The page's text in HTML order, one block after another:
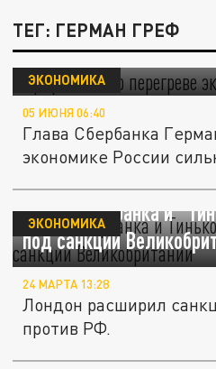
ТЕГ: ГЕРМАН ГРЕФ
Греф заявил о
России
ЭКОНОМИКА
05 ИЮНЯ 06:40
Глава Сбербанка
экономике России
Главы Сбербанка и
под санкции
ЭКОНОМИКА
24 МАРТА 13:28
Лондон расширил
против РФ.